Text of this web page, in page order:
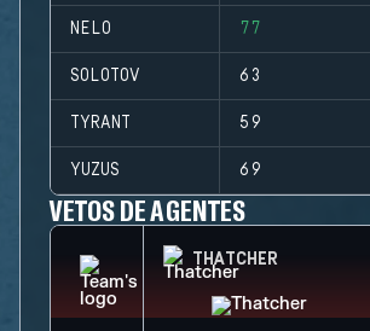
NELO 77
SOLOTOV 63
TYRANT 59
YUZUS 69
VETOS DE AGENTES
THATCHER